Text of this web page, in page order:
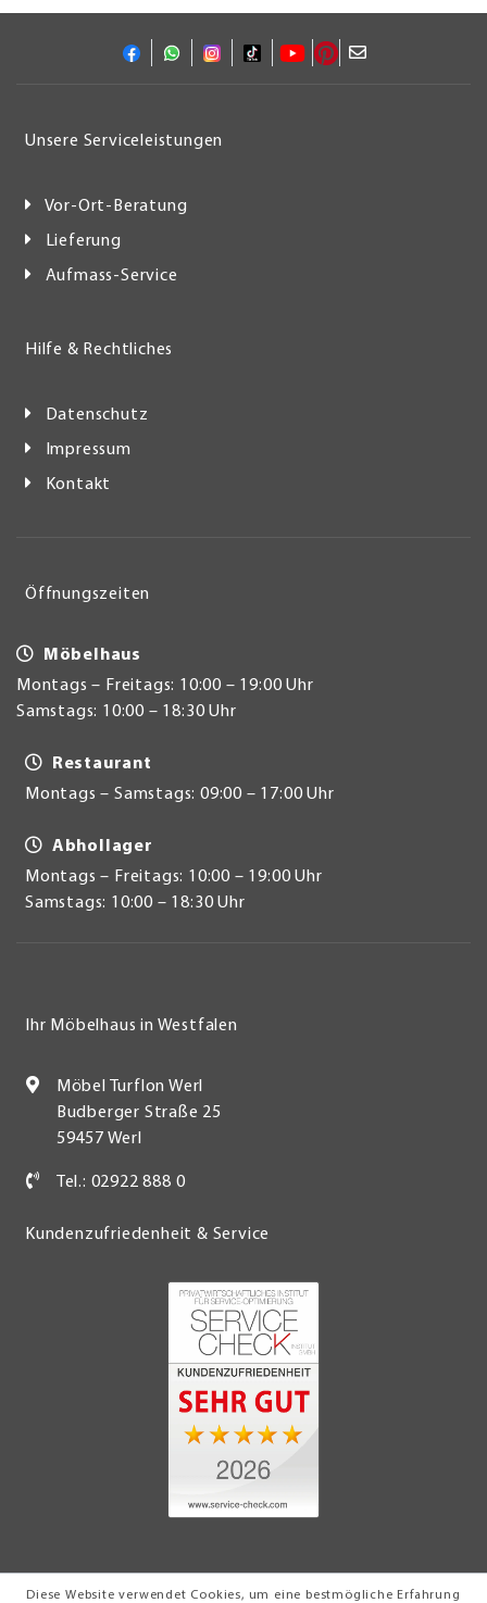
Diese Website verwendet Cookies, um eine bestmögliche Erfahrung
Unsere Serviceleistungen
Vor-Ort-Beratung
Lieferung
Aufmass-Service
Hilfe & Rechtliches
Datenschutz
Impressum
Kontakt
Öffnungszeiten
Möbelhaus
Montags – Freitags: 10:00 – 19:00 Uhr
Samstags: 10:00 – 18:30 Uhr
Restaurant
Montags – Samstags: 09:00 – 17:00 Uhr
Abhollager
Montags – Freitags: 10:00 – 19:00 Uhr
Samstags: 10:00 – 18:30 Uhr
Ihr Möbelhaus in Westfalen
Möbel Turflon Werl
Budberger Straße 25
59457 Werl
Tel.: 02922 888 0
Kundenzufriedenheit & Service